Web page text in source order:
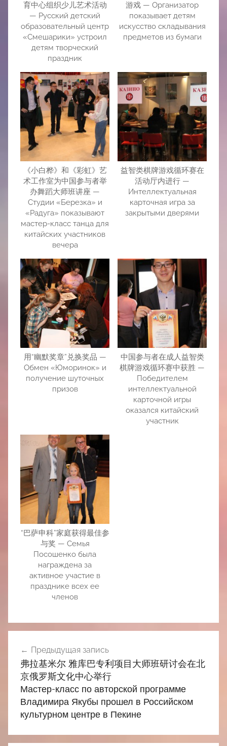
育中心组织少儿艺术活动
— Русский детский
образовательный центр
«Смешарики» устроил
детям творческий
праздник
游戏 — Организатор
показывает детям
искусство складывания
предметов из бумаги
《小白桦》和《彩虹》艺
术工作室为中国参与者举
办舞蹈大师班讲座 —
Студии «Березка» и
«Радуга» показывают
мастер-класс танца для
китайских участников
вечера
益智类棋牌游戏循环赛在
活动厅内进行 —
Интеллектуальная
карточная игра за
закрытыми дверями
用“幽默奖章”兑换奖品 —
Обмен «Юморинок» и
получение шуточных
призов
中国参与者在成人益智类
棋牌游戏循环赛中获胜 —
Победителем
интеллектуальной
карточной игры
оказался китайский
участник
“巴萨申科”家庭获得最佳参
与奖 — Семья
Посошенко была
награждена за
активное участие в
празднике всех ее
членов
по
записям
Предыдущая запись
弗拉基米尔 雅库巴专利项目大师班研讨会在北
京俄罗斯文化中心举行
Мастер-класс по авторской программе
Владимира Якубы прошел в Российском
культурном центре в Пекине